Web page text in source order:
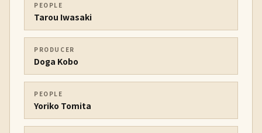
PEOPLE
Tarou Iwasaki
PRODUCER
Doga Kobo
PEOPLE
Yoriko Tomita